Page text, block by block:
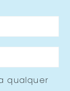
qualquer